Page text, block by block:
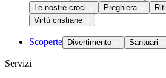
Le nostre croci
Preghiera Riti
Virtù cristiane
Scoperte Divertimento Santuari
Servizi